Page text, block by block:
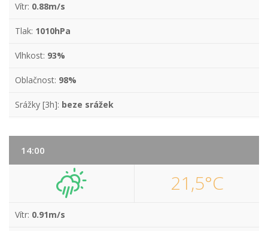
Vítr: 0.88m/s
Tlak: 1010hPa
Vlhkost: 93%
Oblačnost: 98%
Srážky [3h]: beze srážek
14:00
21,5°C
Vítr: 0.91m/s